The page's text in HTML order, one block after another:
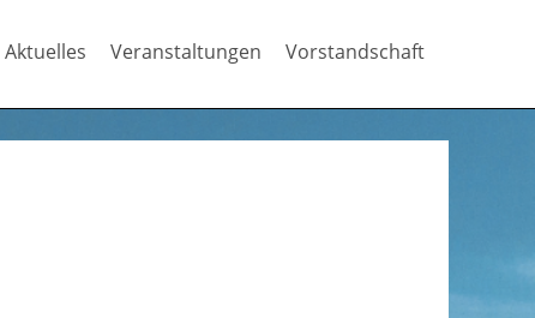
Aktuelles Veranstaltungen Vorstandschaft